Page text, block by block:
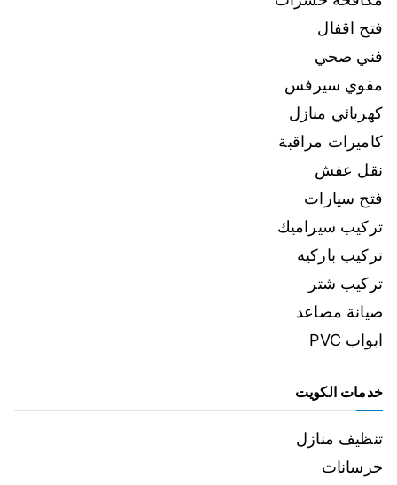
فتح اقفال
فني صحي
مقوي سيرفس
كهربائي منازل
كاميرات مراقبة
نقل عفش
فتح سيارات
تركيب سيراميك
تركيب باركيه
تركيب شتر
صيانة مصاعد
ابواب PVC
خدمات الكويت
تنظيف منازل
خرسانات